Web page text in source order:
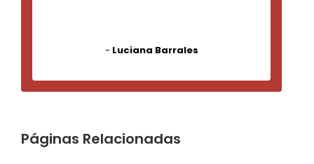
- Luciana Barrales
Páginas Relacionadas